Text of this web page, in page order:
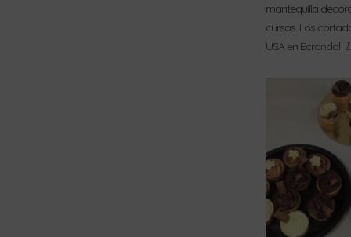
mantequilla
cursos. Los
USA en Ecrandal